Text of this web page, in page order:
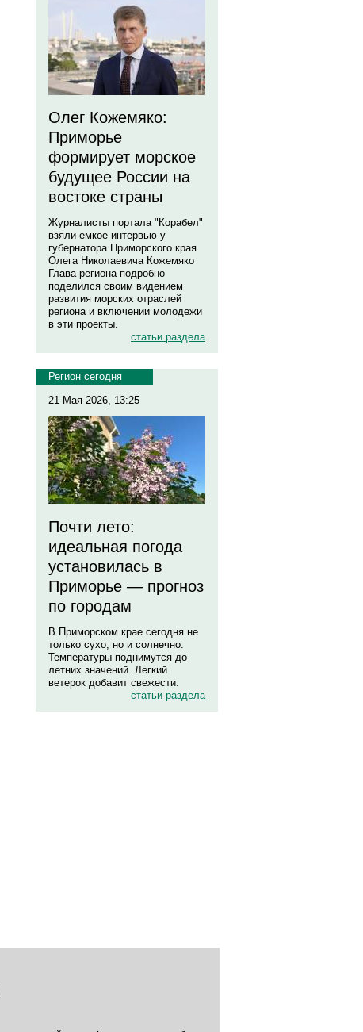
Олег Кожемяко:
Приморье
формирует морское
будущее России на
востоке страны
Журналисты портала "Корабел"
взяли емкое интервью у
губернатора Приморского края
Олега Николаевича Кожемяко
Глава региона подробно
поделился своим видением
развития морских отраслей
региона и включении молодежи
в эти проекты.
статьи раздела
Регион сегодня
21 Мая 2026, 13:25
Почти лето:
идеальная погода
установилась в
Приморье — прогноз
по городам
В Приморском крае сегодня не
только сухо, но и солнечно.
Температуры поднимутся до
летних значений. Легкий
ветерок добавит свежести.
статьи раздела